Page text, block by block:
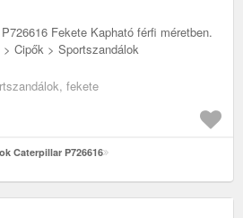
Fekete Kapható férfi méretben.
Cipők > Sportszandálok
fekete
Caterpillar P726616